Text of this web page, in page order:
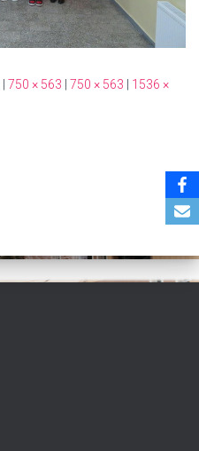
| 750 × 563 | 750 × 563 | 1536 ×